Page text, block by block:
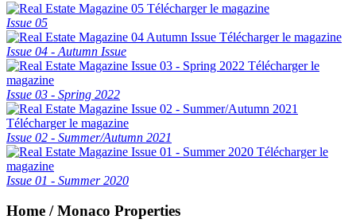
Télécharger le magazine
Issue 05
Télécharger le magazine
Issue 04 - Autumn Issue
Télécharger le
magazine
Issue 03 - Spring 2022
Télécharger le magazine
Issue 02 - Summer/Autumn 2021
Télécharger le
magazine
Issue 01 - Summer 2020
Home / Monaco Properties